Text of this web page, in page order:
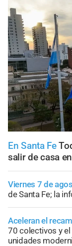
En Santa Fe
salir de casa
Viernes 7 de
de Santa Fe; la
Aceleran el
70 colectivos y
unidades